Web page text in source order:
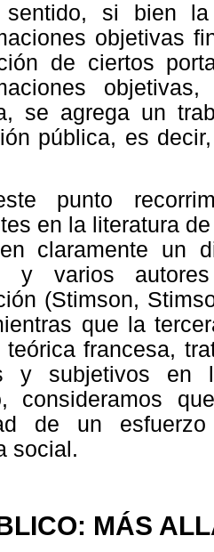
si bien
objetivas
de ciertos
se agrega un
pública, es
punto
en la literatura
claramente un
y varios
(Stimson,
que la
teórica francesa,
y subjetivos en
consideramos
de un
social.
MÁS